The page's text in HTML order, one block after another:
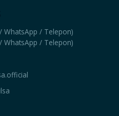
WhatsApp / Telepon)
WhatsApp / Telepon)